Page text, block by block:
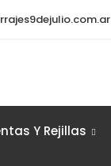
Y Rejillas